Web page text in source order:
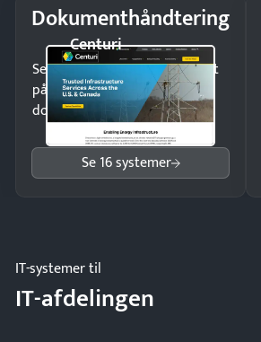
Dokumenthåndtering
Centuri
Send kontrakter til underskrift
på minutter og mist ingen
dokumenter.
Se 16 systemer
IT-systemer til
IT-afdelingen